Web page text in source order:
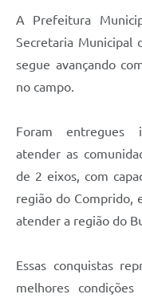
A Prefeitura
Secretaria Municipal
segue avançando
no campo.
Foram entregues
atender as
de 2 eixos, com
região do Comprido,
atender a região do
Essas conquistas
melhores